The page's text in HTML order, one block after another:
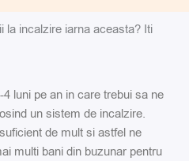
la incalzire iarna aceasta? Iti
luni pe an in care trebui sa ne
un sistem de incalzire.
de mult si astfel ne
multi bani din buzunar pentru